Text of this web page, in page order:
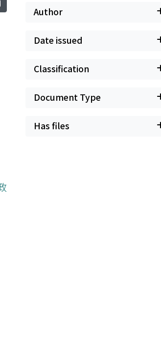
Author
Date issued
Classification
Document Type
Has files